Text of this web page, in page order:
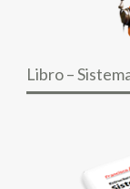
Libro –